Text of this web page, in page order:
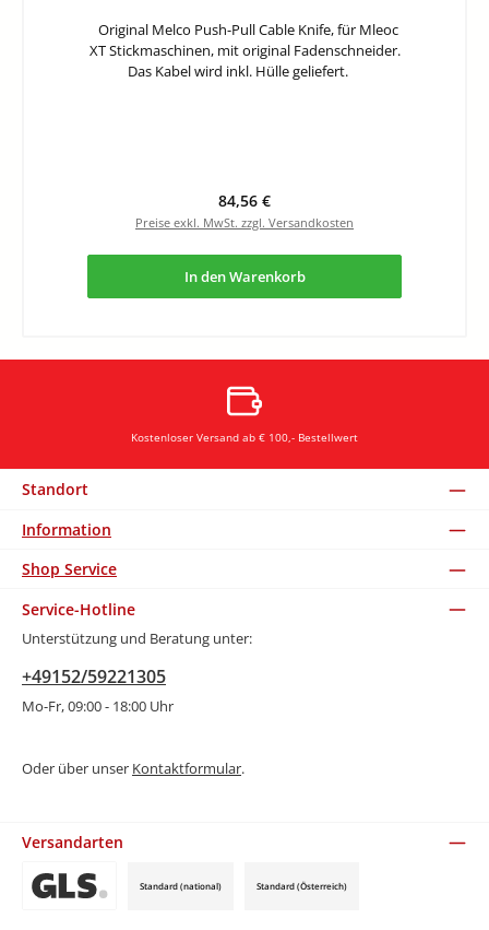
Original Melco Push-Pull Cable Knife, für Mleoc
XT Stickmaschinen, mit original Fadenschneider.
Das Kabel wird inkl. Hülle geliefert.
Regulärer Preis:
84,56 €
Preise exkl. MwSt. zzgl. Versandkosten
In den Warenkorb
Kostenloser Versand ab € 100,- Bestellwert
Standort
Information
Shop Service
Service-Hotline
Unterstützung und Beratung unter:
+49152/59221305
Mo-Fr, 09:00 - 18:00 Uhr
Oder über unser Kontaktformular.
Versandarten
Standard (national) Standard (Österreich)